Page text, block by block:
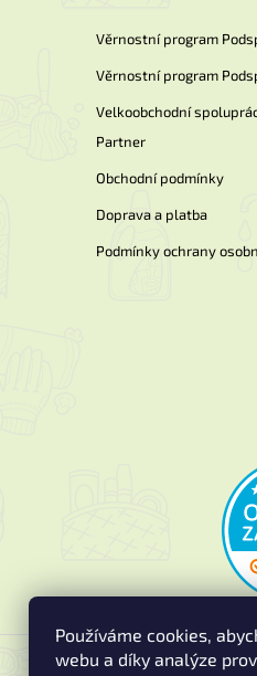
Používáme cookies,
webu a díky analýze
Věrnostní program
Věrnostní program
Velkoobchodní
Partner
Obchodní podmínky
Doprava a platba
Podmínky ochrany